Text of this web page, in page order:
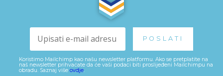
Koristimo Mailchimp kao našu newsletter platformu. Ako se pretplatite na
naš newsletter prihvaćate da će vaši podaci biti proslijeđeni Mailchimpu na
obradu. Saznaj više ovdje.